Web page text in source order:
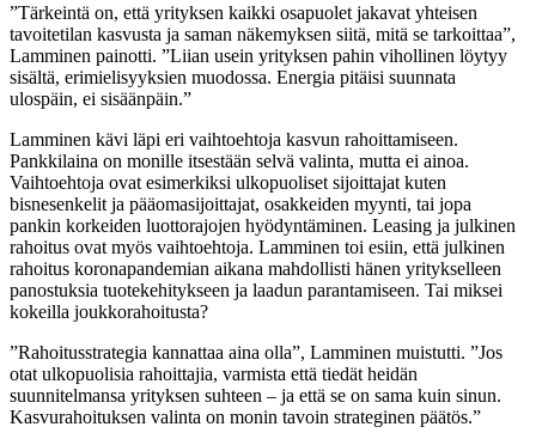
”Tärkeintä on, että yrityksen kaikki osapuolet jakavat yhteisen
tavoitetilan kasvusta ja saman näkemyksen siitä, mitä se tarkoittaa”,
Lamminen painotti. ”Liian usein yrityksen pahin vihollinen löytyy
sisältä, erimielisyyksien muodossa. Energia pitäisi suunnata
ulospäin, ei sisäänpäin.”
Lamminen kävi läpi eri vaihtoehtoja kasvun rahoittamiseen.
Pankkilaina on monille itsestään selvä valinta, mutta ei ainoa.
Vaihtoehtoja ovat esimerkiksi ulkopuoliset sijoittajat kuten
bisnesenkelit ja pääomasijoittajat, osakkeiden myynti, tai jopa
pankin korkeiden luottorajojen hyödyntäminen. Leasing ja julkinen
rahoitus ovat myös vaihtoehtoja. Lamminen toi esiin, että julkinen
rahoitus koronapandemian aikana mahdollisti hänen yritykselleen
panostuksia tuotekehitykseen ja laadun parantamiseen. Tai miksei
kokeilla joukkorahoitusta?
”Rahoitusstrategia kannattaa aina olla”, Lamminen muistutti. ”Jos
otat ulkopuolisia rahoittajia, varmista että tiedät heidän
suunnitelmansa yrityksen suhteen – ja että se on sama kuin sinun.
Kasvurahoituksen valinta on monin tavoin strateginen päätös.”